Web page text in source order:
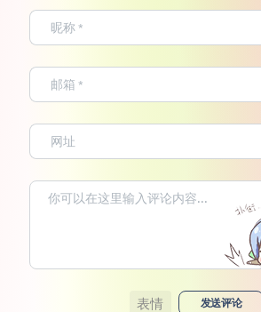
表情 发送评论